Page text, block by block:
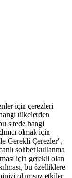
için çerezleri
ülkelerden
sitede hangi
olmak için
Gerekli Çerezler",
sohbet kullanma
için gerekli olan
bu özelliklere
olumsuz etkiler.